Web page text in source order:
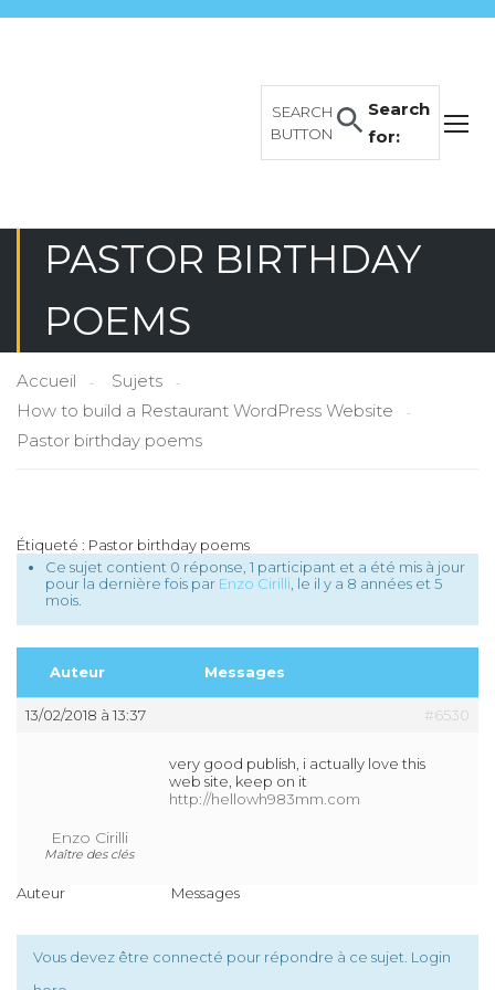
Search
for:
SEARCH
BUTTON
PASTOR BIRTHDAY
POEMS
Accueil
Sujets
How to build a Restaurant WordPress Website
Pastor birthday poems
Étiqueté : Pastor birthday poems
Ce sujet contient 0 réponse, 1 participant et a été mis à jour
pour la dernière fois par Enzo Cirilli , le il y a 8 années et 5
mois
Auteur Messages
13/02/2018 à 13:37 #6530
Enzo Cirilli
Maître des clés
very good publish, i actually love this
web site, keep on it
http://hellowh983mm.com
Auteur Messages
Vous devez être connecté pour répondre à ce sujet. Login